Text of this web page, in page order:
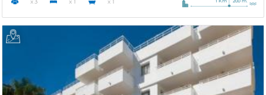
x 3 x 1 x 1